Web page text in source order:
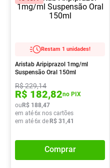
Restam 1 unidades!
Aristab Aripiprazol 1mg/ml
Suspensão Oral 150ml
R$229,14
R$ 182,82no PIX
ouR$ 188,47
em até6x nos cartões
em até6x deR$ 31 ,41
Comprar
Shampoo
8º Absorvente
9º Vitamina D